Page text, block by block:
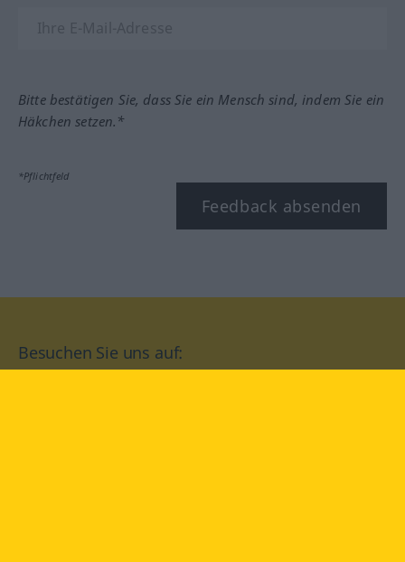
Bitte bestätigen Sie, dass Sie ein Mensch sind, indem Sie ein
Häkchen setzen.*
*Pflichtfeld
Feedback absenden
Besuchen Sie uns auf: